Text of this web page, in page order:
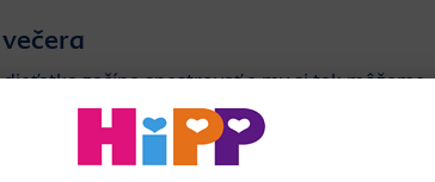
začína spestrovať a my si tak môžeme
na celý deň.